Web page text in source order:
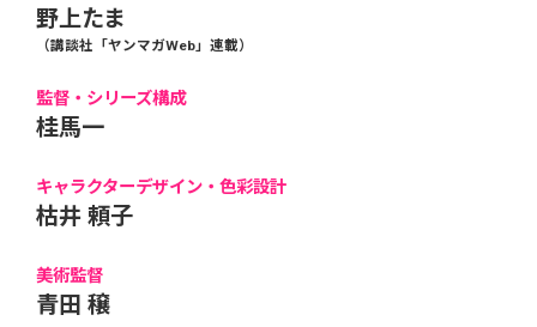
野上たま
（講談社「ヤンマガWeb」連載）
監督・シリーズ構成
桂馬一
キャラクターデザイン・色彩設計
枯井 頼子
美術監督
青田 穣